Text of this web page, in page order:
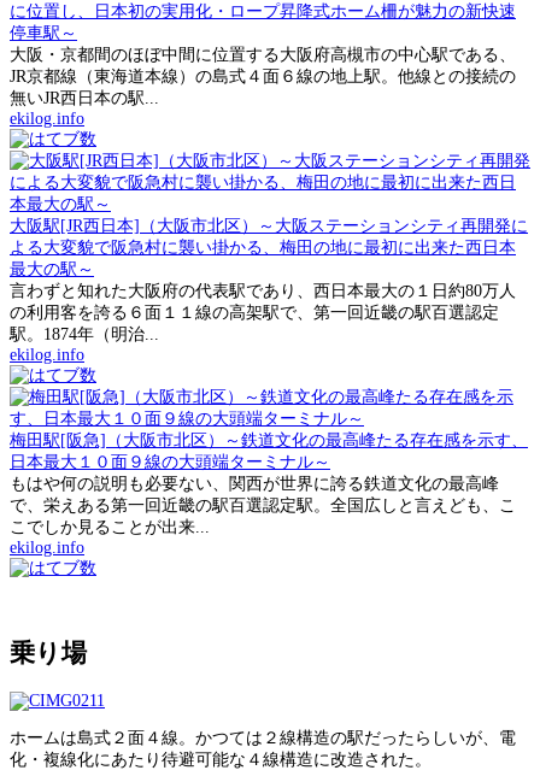
に位置し、日本初の実用化・ロープ昇降式ホーム柵が魅力の新快速
停車駅～
大阪・京都間のほぼ中間に位置する大阪府高槻市の中心駅である、
JR京都線（東海道本線）の島式４面６線の地上駅。他線との接続の
無いJR西日本の駅...
ekilog.info
大阪駅[JR西日本]（大阪市北区）～大阪ステーションシティ再開発に
よる大変貌で阪急村に襲い掛かる、梅田の地に最初に出来た西日本
最大の駅～
言わずと知れた大阪府の代表駅であり、西日本最大の１日約80万人
の利用客を誇る６面１１線の高架駅で、第一回近畿の駅百選認定
駅。1874年（明治...
ekilog.info
梅田駅[阪急]（大阪市北区）～鉄道文化の最高峰たる存在感を示す、
日本最大１０面９線の大頭端ターミナル～
もはや何の説明も必要ない、関西が世界に誇る鉄道文化の最高峰
で、栄えある第一回近畿の駅百選認定駅。全国広しと言えども、こ
こでしか見ることが出来...
ekilog.info
乗り場
ホームは島式２面４線。かつては２線構造の駅だったらしいが、電
化・複線化にあたり待避可能な４線構造に改造された。